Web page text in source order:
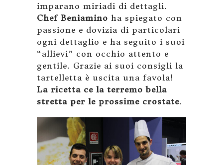
imparano miriadi di dettagli.
Chef Beniamino ha spiegato con
passione e dovizia di particolari
ogni dettaglio e ha seguito i suoi
“allievi” con occhio attento e
gentile. Grazie ai suoi consigli la
tartelletta è uscita una favola!
La ricetta ce la terremo bella
stretta per le prossime crostate.